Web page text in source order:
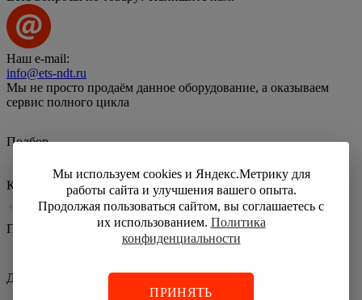
Мы используем cookies и Яндекс.Метрику для
работы сайта и улучшения вашего опыта.
Продолжая пользоваться сайтом, вы соглашаетесь с
их использованием. Политика
конфиденциальности
ПРИНЯТЬ
Наш e-mail:
info@ets-ndt.ru
Мы не просто продаём данное оборудование, а оказываем
сервис полного цикла
Подбор
Калибровка
Поверка
Доставка